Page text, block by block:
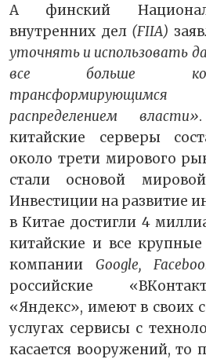
А финский
внутренних дел (FIIA)
уточнять и использовать
все больше
распределением власти»
китайские серверы
около трети мирового
стали основой
Инвестиции на развитие
в Китае достигли 4
китайские и все
компании Google,
российские
«Яндекс», имеют в своих
услугах сервисы с
касается вооружений, то